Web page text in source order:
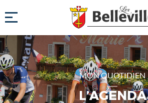
MON QUOTIDIEN
L’AGENDA